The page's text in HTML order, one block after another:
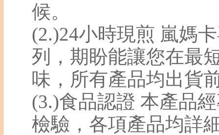
候。
(2.)24小時現煎 嵐媽
列，期盼能讓您在最
味，所有產品均出貨
(3.)食品認證 本產品
檢驗，各項產品均詳